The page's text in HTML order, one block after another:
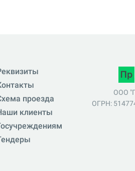
проезда
клиенты
ООО
ОГРН: